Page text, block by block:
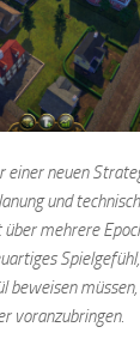
neuen
und
mehrere
beweisen
voranzubringen.